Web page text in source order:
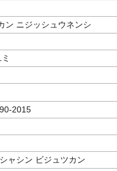
ン ニジッシュウネンシ
2015
ャシン ビジュツカン